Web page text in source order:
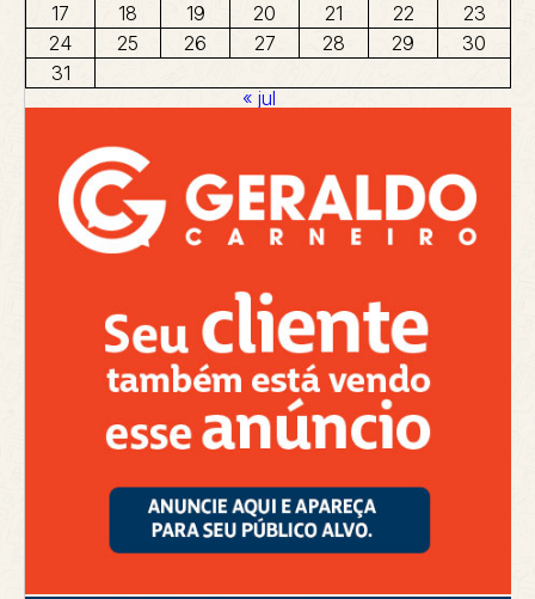
17
18 19 20 21 22
23
24
25 26 27 28 29
30
31
« jul